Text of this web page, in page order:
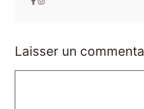
Laisser un